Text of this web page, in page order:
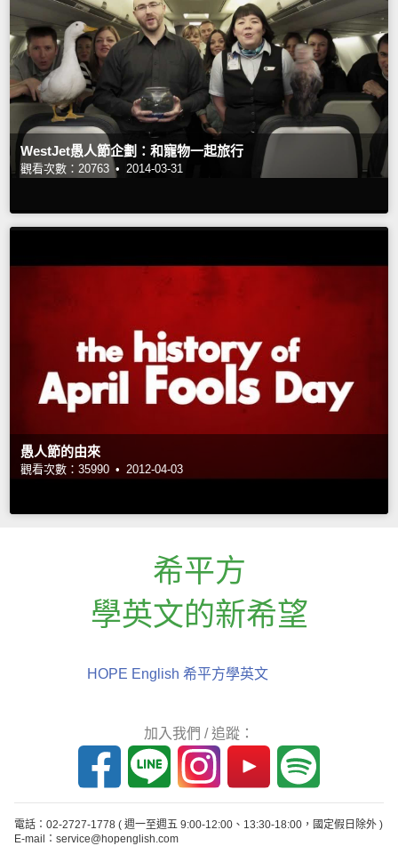
WestJet愚人節企劃：和寵物一起旅行
觀看次數：20763 • 2014-03-31
愚人節的由來
觀看次數：35990 • 2012-04-03
希平方
學英文的新希望
HOPE English 希平方學英文
加入我們 / 追蹤：
電話：02-2727-1778 ( 週一至週五 9:00-12:00、13:30-18:00，國定假日除外 )
E-mail：service@hopenglish.com